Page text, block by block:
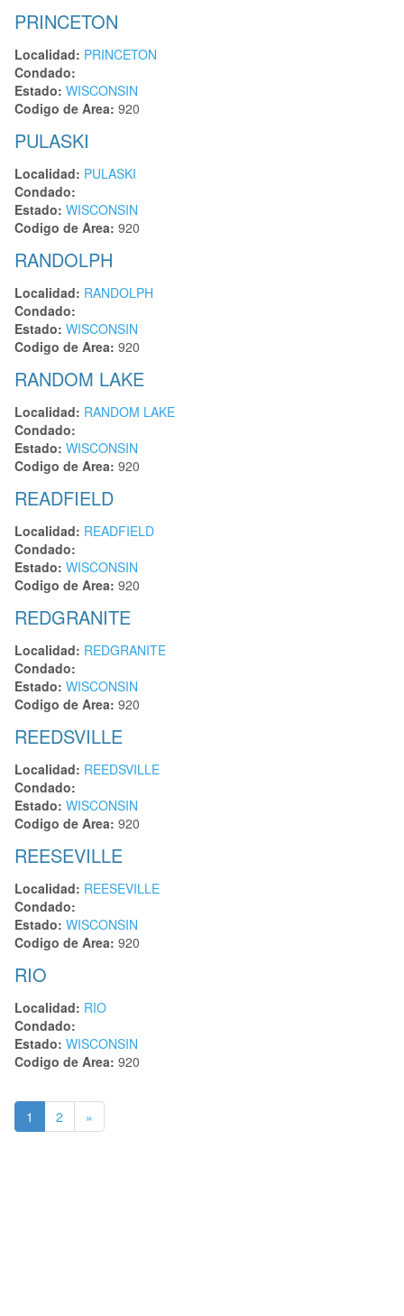
PRINCETON
Localidad: PRINCETON
Condado:
Estado: WISCONSIN
Codigo de Area: 920
PULASKI
Localidad: PULASKI
Condado:
Estado: WISCONSIN
Codigo de Area: 920
RANDOLPH
Localidad: RANDOLPH
Condado:
Estado: WISCONSIN
Codigo de Area: 920
RANDOM LAKE
Localidad: RANDOM LAKE
Condado:
Estado: WISCONSIN
Codigo de Area: 920
READFIELD
Localidad: READFIELD
Condado:
Estado: WISCONSIN
Codigo de Area: 920
REDGRANITE
Localidad: REDGRANITE
Condado:
Estado: WISCONSIN
Codigo de Area: 920
REEDSVILLE
Localidad: REEDSVILLE
Condado:
Estado: WISCONSIN
Codigo de Area: 920
REESEVILLE
Localidad: REESEVILLE
Condado:
Estado: WISCONSIN
Codigo de Area: 920
RIO
Localidad: RIO
Condado:
Estado: WISCONSIN
Codigo de Area: 920
1 2 »